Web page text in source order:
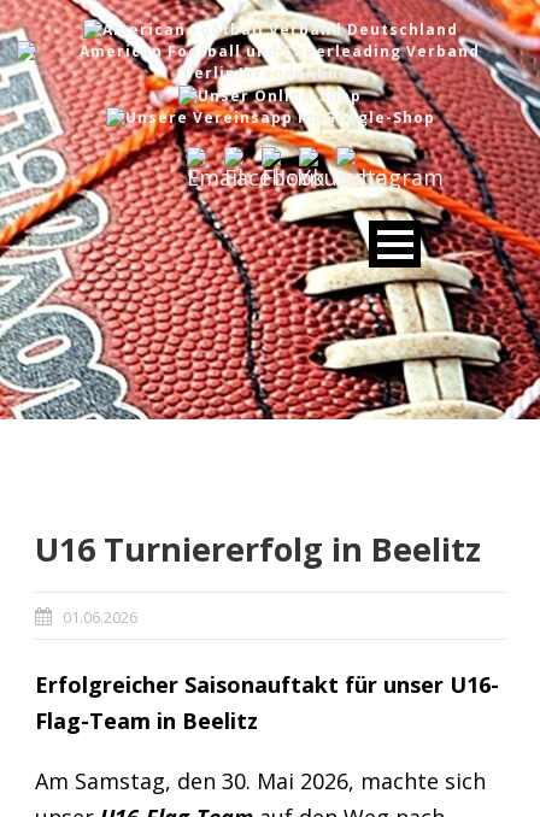
U16 Turniererfolg in Beelitz
01.06.2026
Erfolgreicher Saisonauftakt für unser U16-
Flag-Team in Beelitz
Am Samstag, den 30. Mai 2026, machte sich